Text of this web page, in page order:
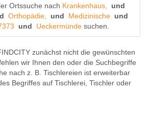
Ortssuche nach Krankenhaus,
und
Orthopädie, und Medizinische und
und Ueckermünde suchen.
zunächst nicht die gewünschten
wir Ihnen den oder die Suchbegriffe
nach z. B. Tischlereien ist erweiterbar
Begriffes auf Tischlerei Tischler oder